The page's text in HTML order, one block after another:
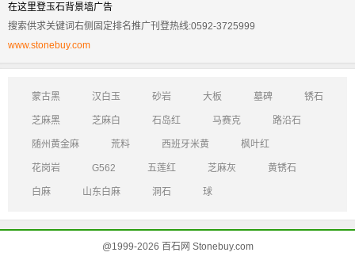
在这里登玉石背景墙广告
搜索供求关键词右侧固定排名推广刊登热线:0592-3725999
www.stonebuy.com
蒙古黑 汉白玉 砂岩 大板 墓碑 锈石
芝麻黑 芝麻白 石岛红 马赛克 路沿石
随州黄金麻 荒料 西班牙米黄 枫叶红
花岗岩 G562 五莲红 芝麻灰 黄锈石
白麻 山东白麻 洞石 球
@1999-2026 百石网 Stonebuy.com